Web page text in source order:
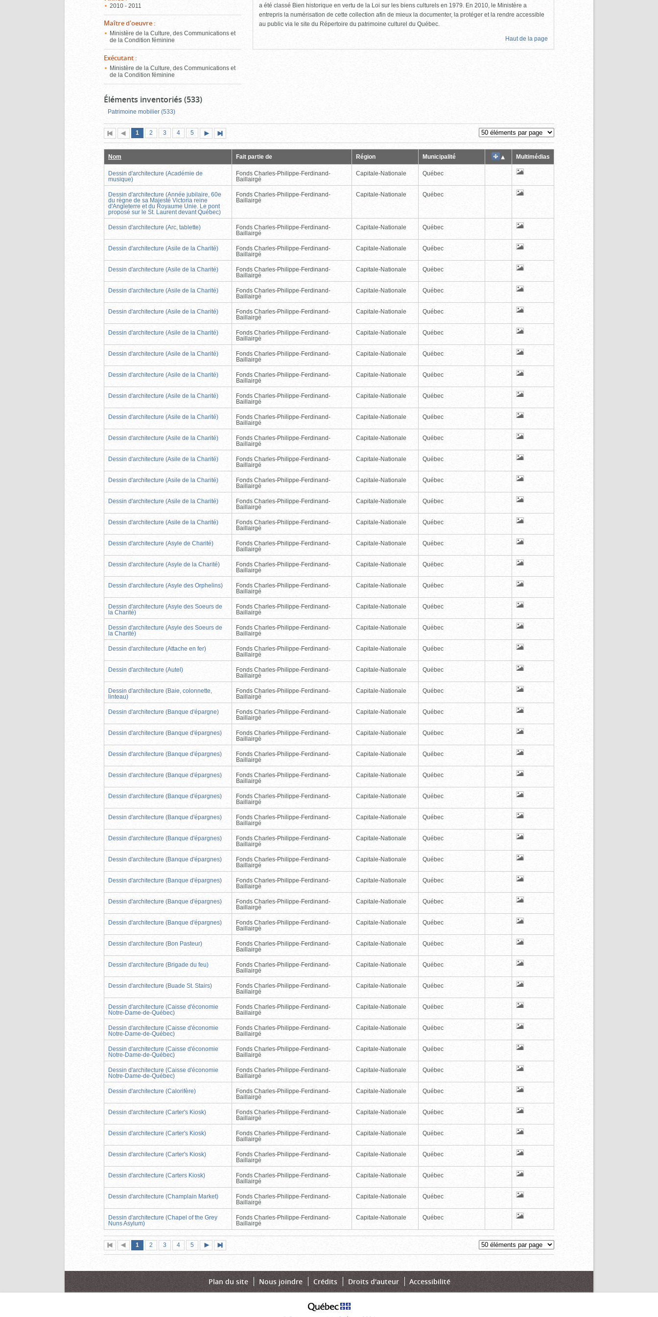
2010 - 2011
Maître d'oeuvre :
Ministère de la Culture, des Communications et
de la Condition féminine
Exécutant :
Ministère de la Culture, des Communications et
de la Condition féminine
a été classé Bien historique en vertu de la Loi sur les biens culturels en 1979. En 2010, le Ministère a
entrepris la numérisation de cette collection afin de mieux la documenter, la protéger et la rendre accessible
au public via le site du Répertoire du patrimoine culturel du Québec.
Haut de la page
Éléments inventoriés (533)
Patrimoine mobilier (533)
Première
page
Page
précédente
Page
1 (page
actuelle)
Page
2 Page
3 Page
4 Page
5
suivante
page
Nom Fait partie de Région Municipalité Multimédias
Dessin d'architecture (Académie de
musique)
Fonds Charles-Philippe-Ferdinand-
Baillairgé
Capitale-Nationale Québec
Dessin d'architecture (Année jubilaire, 60e
du règne de sa Majesté Victoria reine
d'Angleterre et du Royaume Unie. Le pont
proposé sur le St. Laurent devant Québec)
Fonds Charles-Philippe-Ferdinand-
Baillairgé
Capitale-Nationale Québec
Dessin d'architecture (Arc, tablette)
Fonds Charles-Philippe-Ferdinand-
Baillairgé
Capitale-Nationale Québec
Dessin d'architecture (Asile de la Charité)
Fonds Charles-Philippe-Ferdinand-
Baillairgé
Capitale-Nationale Québec
Dessin d'architecture (Asile de la Charité)
Fonds Charles-Philippe-Ferdinand-
Baillairgé
Capitale-Nationale Québec
Dessin d'architecture (Asile de la Charité)
Fonds Charles-Philippe-Ferdinand-
Baillairgé
Capitale-Nationale Québec
Dessin d'architecture (Asile de la Charité)
Fonds Charles-Philippe-Ferdinand-
Baillairgé
Capitale-Nationale Québec
Dessin d'architecture (Asile de la Charité)
Fonds Charles-Philippe-Ferdinand-
Baillairgé
Capitale-Nationale Québec
Dessin d'architecture (Asile de la Charité)
Fonds Charles-Philippe-Ferdinand-
Baillairgé
Capitale-Nationale Québec
Dessin d'architecture (Asile de la Charité)
Fonds Charles-Philippe-Ferdinand-
Baillairgé
Capitale-Nationale Québec
Dessin d'architecture (Asile de la Charité)
Fonds Charles-Philippe-Ferdinand-
Baillairgé
Capitale-Nationale Québec
Dessin d'architecture (Asile de la Charité)
Fonds Charles-Philippe-Ferdinand-
Baillairgé
Capitale-Nationale Québec
Dessin d'architecture (Asile de la Charité)
Fonds Charles-Philippe-Ferdinand-
Baillairgé
Capitale-Nationale Québec
Dessin d'architecture (Asile de la Charité)
Fonds Charles-Philippe-Ferdinand-
Baillairgé
Capitale-Nationale Québec
Dessin d'architecture (Asile de la Charité)
Fonds Charles-Philippe-Ferdinand-
Baillairgé
Capitale-Nationale Québec
Dessin d'architecture (Asile de la Charité)
Fonds Charles-Philippe-Ferdinand-
Baillairgé
Capitale-Nationale Québec
Dessin d'architecture (Asile de la Charité)
Fonds Charles-Philippe-Ferdinand-
Baillairgé
Capitale-Nationale Québec
Dessin d'architecture (Asyle de Charité)
Fonds Charles-Philippe-Ferdinand-
Baillairgé
Capitale-Nationale Québec
Dessin d'architecture (Asyle de la Charité)
Fonds Charles-Philippe-Ferdinand-
Baillairgé
Capitale-Nationale Québec
Dessin d'architecture (Asyle des Orphelins)
Fonds Charles-Philippe-Ferdinand-
Baillairgé
Capitale-Nationale Québec
Dessin d'architecture (Asyle des Soeurs de
la Charité)
Fonds Charles-Philippe-Ferdinand-
Baillairgé
Capitale-Nationale Québec
Dessin d'architecture (Asyle des Soeurs de
la Charité)
Fonds Charles-Philippe-Ferdinand-
Baillairgé
Capitale-Nationale Québec
Dessin d'architecture (Attache en fer)
Fonds Charles-Philippe-Ferdinand-
Baillairgé
Capitale-Nationale Québec
Dessin d'architecture (Autel)
Fonds Charles-Philippe-Ferdinand-
Baillairgé
Capitale-Nationale Québec
Dessin d'architecture (Baie, colonnette,
linteau)
Fonds Charles-Philippe-Ferdinand-
Baillairgé
Capitale-Nationale Québec
Dessin d'architecture (Banque d'épargne)
Fonds Charles-Philippe-Ferdinand-
Baillairgé
Capitale-Nationale Québec
Dessin d'architecture (Banque d'épargnes)
Fonds Charles-Philippe-Ferdinand-
Baillairgé
Capitale-Nationale Québec
Dessin d'architecture (Banque d'épargnes)
Fonds Charles-Philippe-Ferdinand-
Baillairgé
Capitale-Nationale Québec
Dessin d'architecture (Banque d'épargnes)
Fonds Charles-Philippe-Ferdinand-
Baillairgé
Capitale-Nationale Québec
Dessin d'architecture (Banque d'épargnes)
Fonds Charles-Philippe-Ferdinand-
Baillairgé
Capitale-Nationale Québec
Dessin d'architecture (Banque d'épargnes)
Fonds Charles-Philippe-Ferdinand-
Baillairgé
Capitale-Nationale Québec
Dessin d'architecture (Banque d'épargnes)
Fonds Charles-Philippe-Ferdinand-
Baillairgé
Capitale-Nationale Québec
Dessin d'architecture (Banque d'épargnes)
Fonds Charles-Philippe-Ferdinand-
Baillairgé
Capitale-Nationale Québec
Dessin d'architecture (Banque d'épargnes)
Fonds Charles-Philippe-Ferdinand-
Baillairgé
Capitale-Nationale Québec
Dessin d'architecture (Banque d'épargnes)
Fonds Charles-Philippe-Ferdinand-
Baillairgé
Capitale-Nationale Québec
Dessin d'architecture (Banque d'épargnes)
Fonds Charles-Philippe-Ferdinand-
Baillairgé
Capitale-Nationale Québec
Dessin d'architecture (Bon Pasteur)
Fonds Charles-Philippe-Ferdinand-
Baillairgé
Capitale-Nationale Québec
Dessin d'architecture (Brigade du feu)
Fonds Charles-Philippe-Ferdinand-
Baillairgé
Capitale-Nationale Québec
Dessin d'architecture (Buade St. Stairs)
Fonds Charles-Philippe-Ferdinand-
Baillairgé
Capitale-Nationale Québec
Dessin d'architecture (Caisse d'économie
Notre-Dame-de-Québec)
Fonds Charles-Philippe-Ferdinand-
Baillairgé
Capitale-Nationale Québec
Dessin d'architecture (Caisse d'économie
Notre-Dame-de-Québec)
Fonds Charles-Philippe-Ferdinand-
Baillairgé
Capitale-Nationale Québec
Dessin d'architecture (Caisse d'économie
Notre-Dame-de-Québec)
Fonds Charles-Philippe-Ferdinand-
Baillairgé
Capitale-Nationale Québec
Dessin d'architecture (Caisse d'économie
Notre-Dame-de-Québec)
Fonds Charles-Philippe-Ferdinand-
Baillairgé
Capitale-Nationale Québec
Dessin d'architecture (Calorifère)
Fonds Charles-Philippe-Ferdinand-
Baillairgé
Capitale-Nationale Québec
Dessin d'architecture (Carter's Kiosk)
Fonds Charles-Philippe-Ferdinand-
Baillairgé
Capitale-Nationale Québec
Dessin d'architecture (Carter's Kiosk)
Fonds Charles-Philippe-Ferdinand-
Baillairgé
Capitale-Nationale Québec
Dessin d'architecture (Carter's Kiosk)
Fonds Charles-Philippe-Ferdinand-
Baillairgé
Capitale-Nationale Québec
Dessin d'architecture (Carters Kiosk)
Fonds Charles-Philippe-Ferdinand-
Baillairgé
Capitale-Nationale Québec
Dessin d'architecture (Champlain Market)
Fonds Charles-Philippe-Ferdinand-
Baillairgé
Capitale-Nationale Québec
Dessin d'architecture (Chapel of the Grey
Nuns Asylum)
Fonds Charles-Philippe-Ferdinand-
Baillairgé
Capitale-Nationale Québec
Première
page
Page
précédente
Page
1 (page
actuelle)
Page
2 Page
3 Page
4 Page
5
suivante
page
Plan du site Nous joindre Crédits Droits d'auteur Accessibilité